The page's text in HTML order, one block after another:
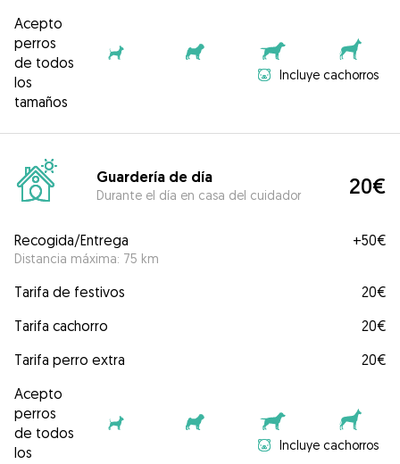
Acepto
perros
de todos
los
tamaños
Incluye cachorros
Guardería de día
Durante el día en casa del cuidador 20€
Recogida/Entrega
Distancia máxima: 75 km
+50€
Tarifa de festivos
20€
Tarifa cachorro
20€
Tarifa perro extra
20€
Acepto
perros
de todos
los
Incluye cachorros